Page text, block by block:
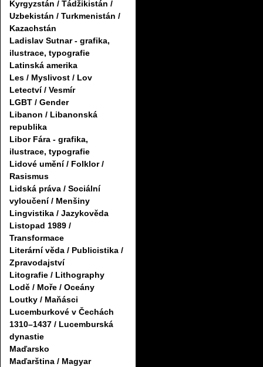
Kyrgyzstán / Tádžikistán /
Uzbekistán / Turkmenistán /
Kazachstán
Ladislav Sutnar - grafika,
ilustrace, typografie
Latinská amerika
Les / Myslivost / Lov
Letectví / Vesmír
LGBT / Gender
Libanon / Libanonská
republika
Libor Fára - grafika,
ilustrace, typografie
Lidové umění / Folklor /
Rasismus
Lidská práva / Sociální
vyloučení / Menšiny
Lingvistika / Jazykověda
Listopad 1989 /
Transformace
Literární věda / Publicistika /
Zpravodajství
Litografie / Lithography
Lodě / Moře / Oceány
Loutky / Maňásci
Lucemburkové v Čechách
1310–1437 / Lucemburská
dynastie
Maďarsko
Maďarština / Magyar